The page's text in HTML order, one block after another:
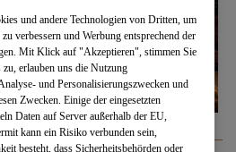
und andere Technologien von Dritten, um
verbessern und Werbung entsprechend der
Mit Klick auf "Akzeptieren", stimmen Sie
erlauben uns die Nutzung
und Personalisierungszwecken und
Zwecken. Einige der eingesetzten
Daten auf Server außerhalb der EU,
kann ein Risiko verbunden sein,
besteht, dass Sicherheitsbehörden oder